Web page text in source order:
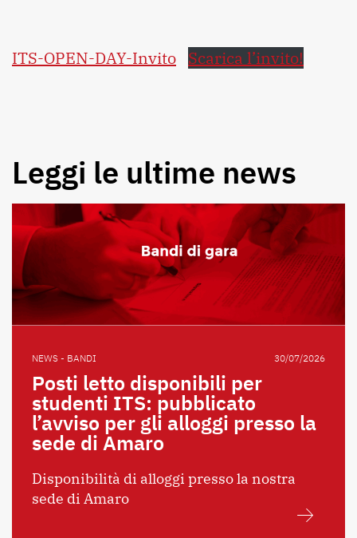
ITS-OPEN-DAY-Invito Scarica l’invito!
Leggi le ultime news
NEWS - BANDI 30/07/2026
Posti letto disponibili per
studenti ITS: pubblicato
l’avviso per gli alloggi presso la
sede di Amaro
Disponibilità di alloggi presso la nostra
sede di Amaro